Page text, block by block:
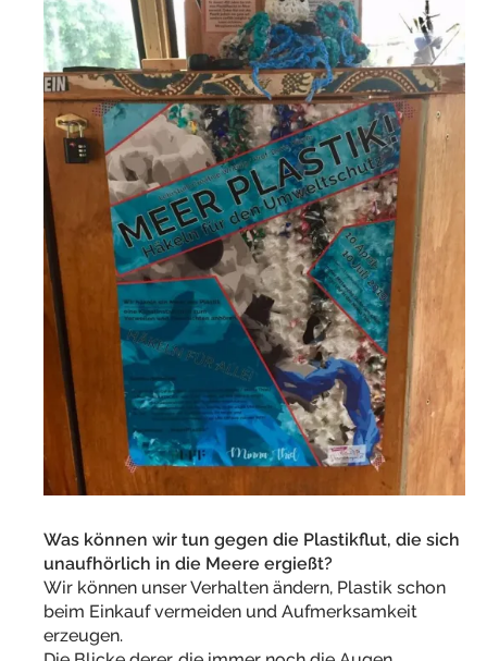
Was können wir tun gegen die Plastikflut, die sich
unaufhörlich in die Meere ergießt?
Wir können unser Verhalten ändern, Plastik schon
beim Einkauf vermeiden und Aufmerksamkeit
erzeugen.